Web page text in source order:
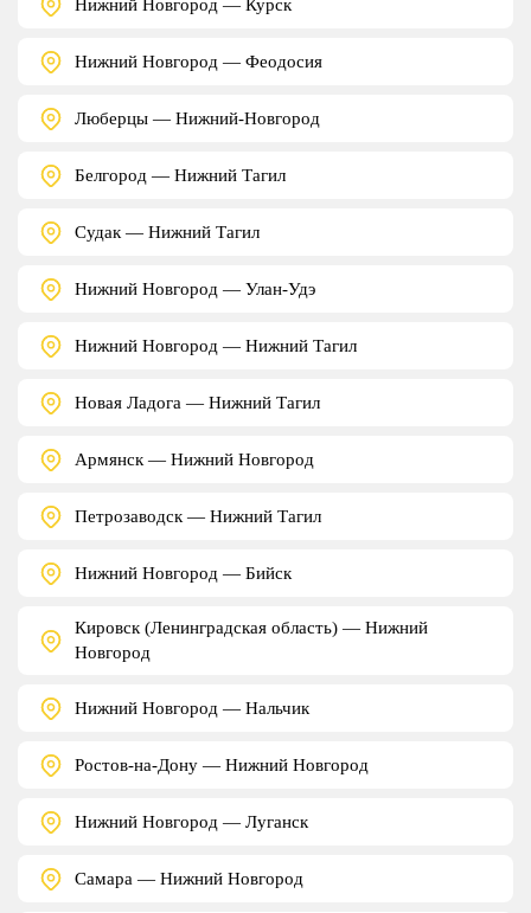
Нижний Новгород — Курск
Нижний Новгород — Феодосия
Люберцы — Нижний-Новгород
Белгород — Нижний Тагил
Судак — Нижний Тагил
Нижний Новгород — Улан-Удэ
Нижний Новгород — Нижний Тагил
Новая Ладога — Нижний Тагил
Армянск — Нижний Новгород
Петрозаводск — Нижний Тагил
Нижний Новгород — Бийск
Кировск (Ленинградская область) — Нижний
Новгород
Нижний Новгород — Нальчик
Ростов-на-Дону — Нижний Новгород
Нижний Новгород — Луганск
Самара — Нижний Новгород